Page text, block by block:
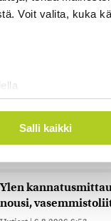
Voit valita, kuka
. Voit muuttaa
alan
tietoja muihin
Salli kaikki
ohjuksista ja
Useita kuoli
Uutiset
Arvio: Julkisia
hallituskaudella
Ylen
nousi,